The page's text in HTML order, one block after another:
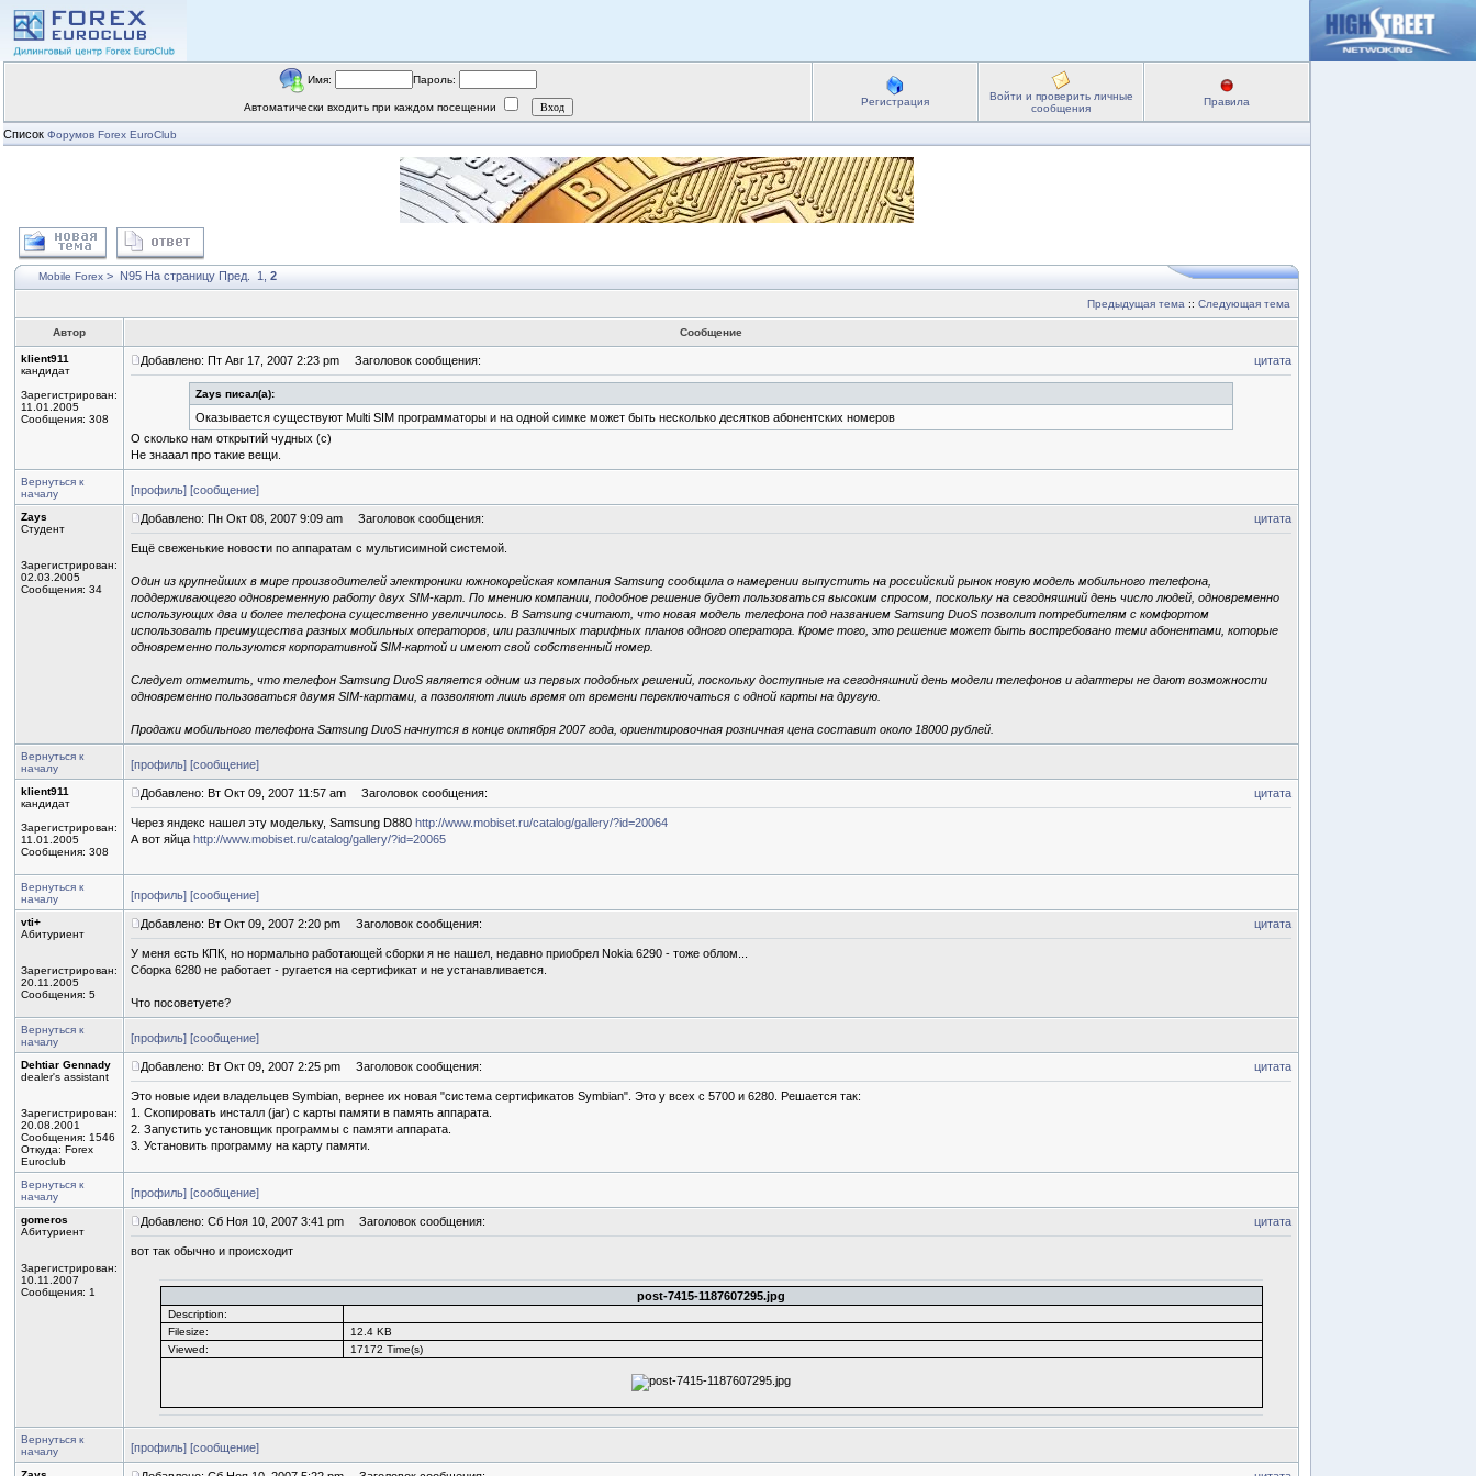
Имя: Пароль:
Автоматически входить при каждом посещении Регистрация
Войти и проверить личные
сообщения
Правила
Список Форумов Forex EuroClub
Mobile Forex > N95 На страницу Пред. 1 2
Предыдущая тема :: Следующая тема
Автор Сообщение
klient911
кандидат
Зарегистрирован:
11.01.2005
Сообщения: 308
Добавлено: Пт Авг 17, 2007 2:23 pm Заголовок сообщения: цитата
Zays писал(а):
Оказывается существуют Multi SIM программаторы и на одной симке может быть несколько десятков абонентских номеров
О сколько нам открытий чудных (с)
Не знааал про такие вещи.
Вернуться к
началу
[профиль] [сообщение]
Zays
Студент
Зарегистрирован:
02.03.2005
Сообщения: 34
Добавлено: Пн Окт 08, 2007 9:09 am Заголовок сообщения: цитата
Ещё свеженькие новости по аппаратам с мультисимной системой.
Один из крупнейших в мире производителей электроники южнокорейская компания Samsung сообщила о намерении выпустить на российский рынок новую модель мобильного телефона,
поддерживающего одновременную работу двух SIM-карт. По мнению компании, подобное решение будет пользоваться высоким спросом, поскольку на сегодняшний день число людей, одновременно
использующих два и более телефона существенно увеличилось. В Samsung считают, что новая модель телефона под названием Samsung DuoS позволит потребителям с комфортом
использовать преимущества разных мобильных операторов, или различных тарифных планов одного оператора. Кроме того, это решение может быть востребовано теми абонентами, которые
одновременно пользуются корпоративной SIM-картой и имеют свой собственный номер.
Следует отметить, что телефон Samsung DuoS является одним из первых подобных решений, поскольку доступные на сегодняшний день модели телефонов и адаптеры не дают возможности
одновременно пользоваться двумя SIM-картами, а позволяют лишь время от времени переключаться с одной карты на другую.
Продажи мобильного телефона Samsung DuoS начнутся в конце октября 2007 года, ориентировочная розничная цена составит около 18000 рублей.
Вернуться к
началу
[профиль] [сообщение]
klient911
кандидат
Зарегистрирован:
11.01.2005
Сообщения: 308
Добавлено: Вт Окт 09, 2007 11:57 am Заголовок сообщения: цитата
Через яндекс нашел эту модельку, Samsung D880 http://www.mobiset.ru/catalog/gallery/?id=20064
А вот яйца http://www.mobiset.ru/catalog/gallery/?id=20065
Вернуться к
началу
[профиль] [сообщение]
vti+
Абитуриент
Зарегистрирован:
20.11.2005
Сообщения: 5
Добавлено: Вт Окт 09, 2007 2:20 pm Заголовок сообщения: цитата
У меня есть КПК, но нормально работающей сборки я не нашел, недавно приобрел Nokia 6290 - тоже облом...
Сборка 6280 не работает - ругается на сертификат и не устанавливается.
Что посоветуете?
Вернуться к
началу
[профиль] [сообщение]
Dehtiar Gennady
dealer's assistant
Зарегистрирован:
20.08.2001
Сообщения: 1546
Откуда: Forex
Euroclub
Добавлено: Вт Окт 09, 2007 2:25 pm Заголовок сообщения: цитата
Это новые идеи владельцев Symbian, вернее их новая "система сертификатов Symbian". Это у всех с 5700 и 6280. Решается так:
1. Скопировать инсталл (jar) с карты памяти в память аппарата.
2. Запустить установщик программы с памяти аппарата.
3. Установить программу на карту памяти.
Вернуться к
началу
[профиль] [сообщение]
gomeros
Абитуриент
Зарегистрирован:
10.11.2007
Сообщения: 1
Добавлено: Сб Ноя 10, 2007 3:41 pm Заголовок сообщения: цитата
вот так обычно и происходит
post-7415-1187607295.jpg
Description:
Filesize:
12.4 KB
Viewed:
17172 Time(s)
Вернуться к
началу
[профиль] [сообщение]